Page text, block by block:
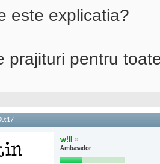
este explicatia?
prajituri pentru
w!ll
Ambasador